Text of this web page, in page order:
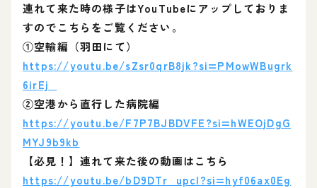
連れて来た時の様子はYouTubeにアップしておりま
すのでこちらをご覧ください。
①空輸編（羽田にて）
https://youtu.be/sZsr0qrB8jk?si=PMowWBugrk
6irEj_
②空港から直行した病院編
https://youtu.be/F7P7BJBDVFE?si=hWEOjDgG
MYJ9b9kb
【必見！】連れて来た後の動画はこちら
https://youtu.be/bD9DTr_upcI?si=hyf06ax0Eg